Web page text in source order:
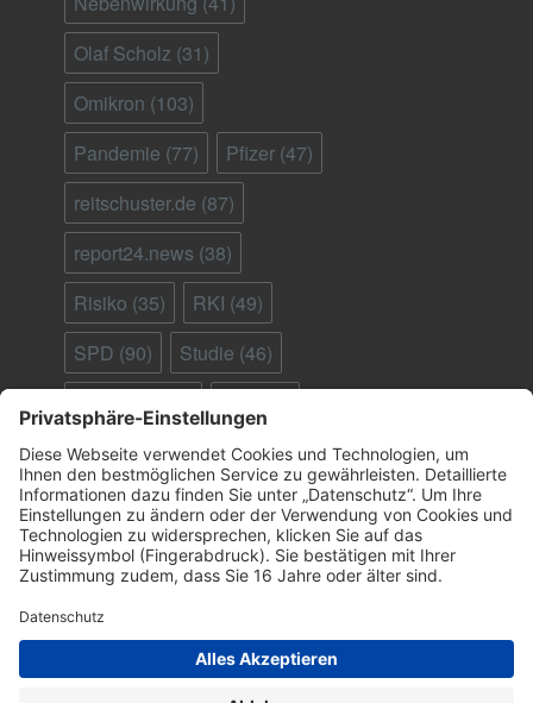
Olaf Scholz (31)
Omikron (103)
Pandemie (77) Pfizer (47)
reitschuster.de (87)
report24.news (38)
Risiko (35) RKI (49)
SPD (90) Studie (46)
Ungeimpfte(95)
Virus(29) welt.de(33)
WHO(41) Österreich (25)